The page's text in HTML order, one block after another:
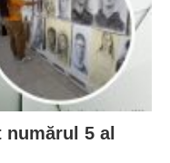
5 al